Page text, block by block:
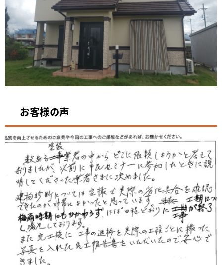
お客様の声